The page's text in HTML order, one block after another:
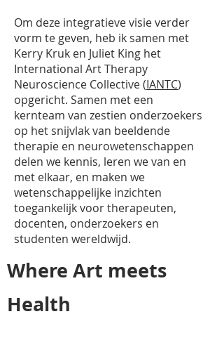
Om deze integratieve visie verder
vorm te geven, heb ik samen met
Kerry Kruk en Juliet King het
International Art Therapy
Neuroscience Collective (IANTC)
opgericht. Samen met een
kernteam van zestien onderzoekers
op het snijvlak van beeldende
therapie en neurowetenschappen
delen we kennis, leren we van en
met elkaar, en maken we
wetenschappelijke inzichten
toegankelijk voor therapeuten,
docenten, onderzoekers en
studenten wereldwijd.
Where Art meets
Health